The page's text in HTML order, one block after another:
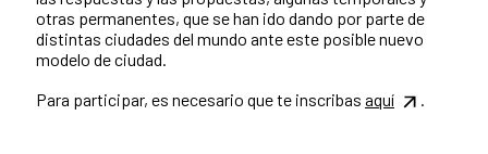
otras permanentes, que se han ido dando por parte de
distintas ciudades del mundo ante este posible nuevo
modelo de ciudad.
Para participar, es necesario que te inscribas aquí .